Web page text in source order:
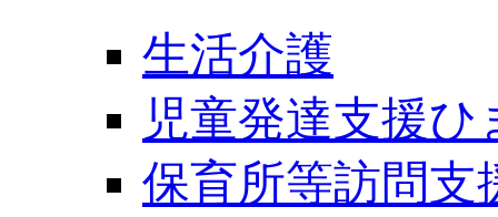
生活介護
児童発達支援ひ
保育所等訪問支